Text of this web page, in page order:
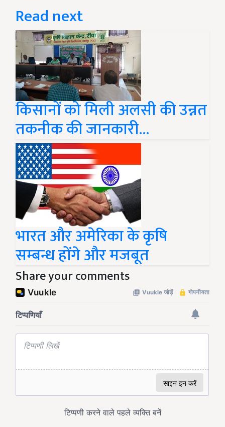
Read next
किसानों को मिली अलसी की उन्नत
तकनीक की जानकारी...
भारत और अमेरिका के कृषि
सम्बन्ध होंगे और मजबूत
Share your comments